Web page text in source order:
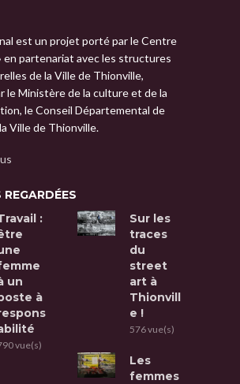
est un projet porté par le Centre
en partenariat avec les structures
de la Ville de Thionville,
le Ministère de la culture et de la
le Conseil Départemental de
Ville de Thionville.
REGARDÉES
:
un
à
vue(s)
Sur les
traces
du
street
art à
Thionvill
e !
576 vue(s)
Les
femmes